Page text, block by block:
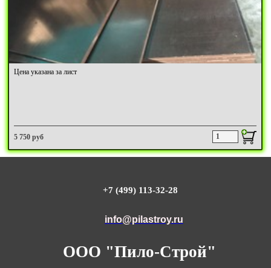
Цена указана за лист
5 750 руб
ООО "Пило-Строй"
info@pilastroy.ru
+7 (499) 113-32-28